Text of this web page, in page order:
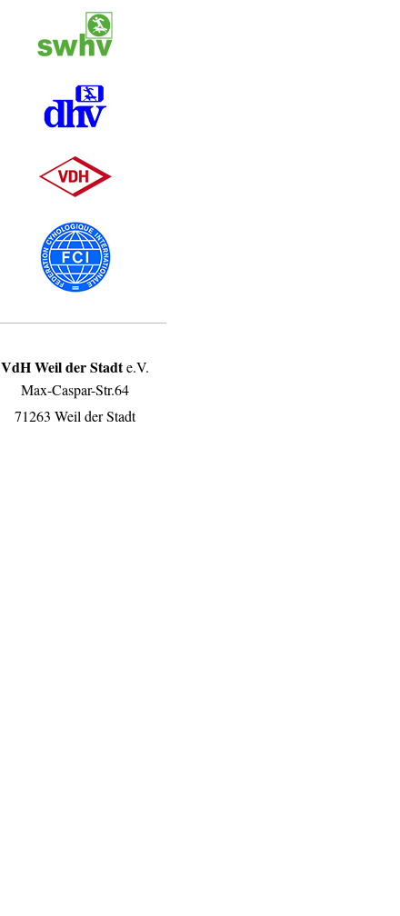
VdH Weil der Stadte.V.
Max-Caspar-Str.64
71263 Weil der Stadt